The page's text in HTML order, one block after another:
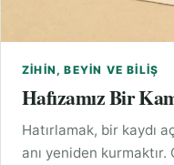
ZIHIN, BEYIN VE BILIŞ
Hafızamız Bir
Hatırlamak, bir kaydı
anı yeniden